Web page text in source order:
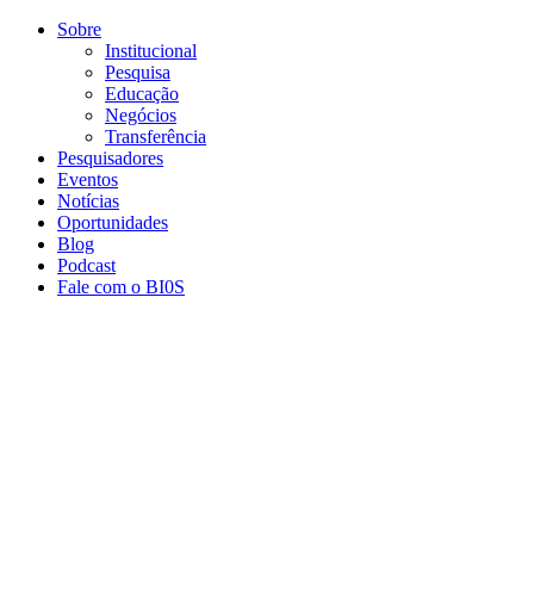
Conteúdo principal
Sobre
Institucional
Pesquisa
Educação
Negócios
Transferência
Pesquisadores
Eventos
Notícias
Oportunidades
Blog
Podcast
Fale com o BI0S